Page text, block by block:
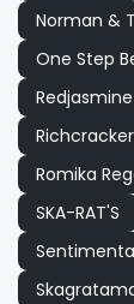
Norman &
One Step
Redjasmine
Richcracker
Romika
SKA-RAT'S